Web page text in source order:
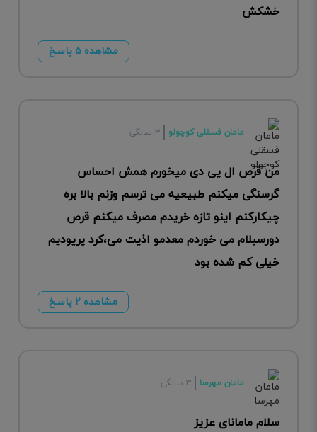
خشکش
مشاهده ۵ پاسخ
مامان فسقلی کوچولو ۳ سالگی
من قرص ال یی دی میخورم همش احساس
گرسنگی میکنم طبیعیه می ترسم وزنم بالا بره
چیکارکنم اینو تازه خریدم مصرف میکنم قرص
دورسبلام می خوردم معدمو اذیت می،کرد پریودیم
خیلی کم شده بود
مشاهده ۲ پاسخ
مامان مهرسا ۳ سالگی
سلام مامانای عزیز